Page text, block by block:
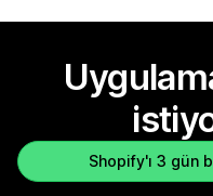
Shopify'ı 3 gün